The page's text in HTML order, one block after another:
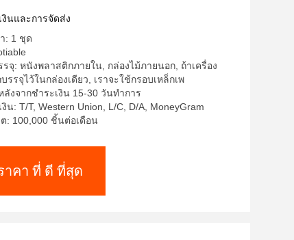
งินและการจัดส่ง
: 1 ชุด
รจุ: หนังพลาสติกภายใน, กล่องไม้ภายนอก, ถ้าเครื่อง
รรจุไว้ในกล่องเดียว, เราจะใช้กรอบเหล็กเพ
ลังจากชำระเงิน 15-30 วันทำการ
น: T/T, Western Union, L/C, D/A, MoneyGram
: 100,000 ชิ้นต่อเดือน
าคา ที่ ดี ที่สุด